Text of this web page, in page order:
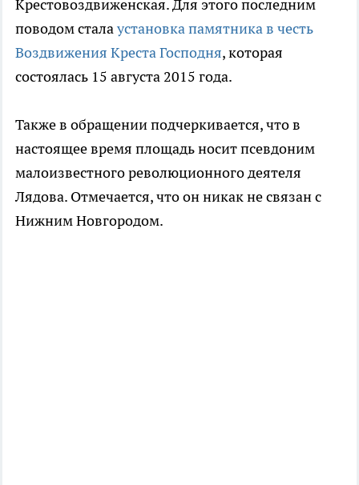
Крестовоздвиженская. Для этого последним
поводом сталаустановка памятника в честь
Воздвижения Креста Господня, которая
состоялась 15 августа 2015 года.
Также в обращении подчеркивается, что в
настоящее время площадь носит псевдоним
малоизвестного революционного деятеля
Лядова. Отмечается, что он никак не связан с
Нижним Новгородом.